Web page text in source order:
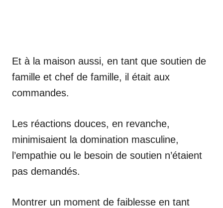
Et à la maison aussi, en tant que soutien de
famille et chef de famille, il était aux
commandes.
Les réactions douces, en revanche,
minimisaient la domination masculine,
l’empathie ou le besoin de soutien n’étaient
pas demandés.
Montrer un moment de faiblesse en tant